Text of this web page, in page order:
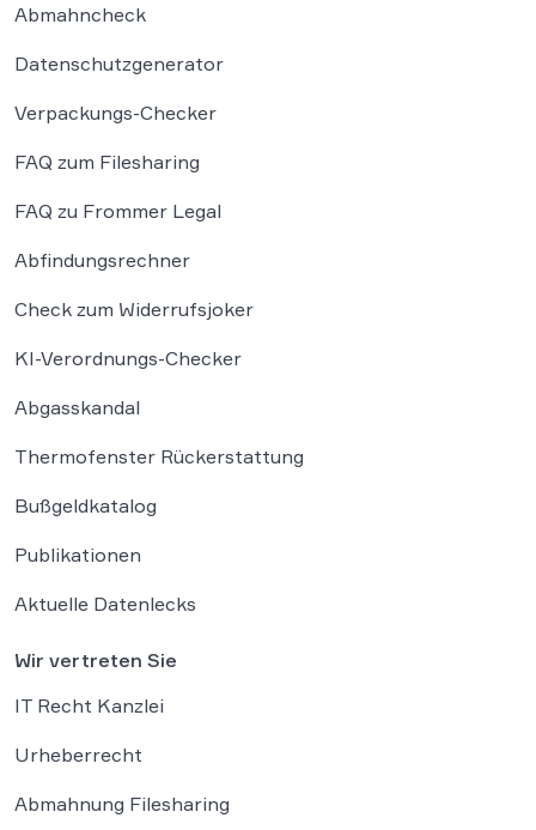
Abmahncheck
Datenschutzgenerator
Verpackungs-Checker
FAQ zum Filesharing
FAQ zu Frommer Legal
Abfindungsrechner
Check zum Widerrufsjoker
KI-Verordnungs-Checker
Abgasskandal
Thermofenster Rückerstattung
Bußgeldkatalog
Publikationen
Aktuelle Datenlecks
Wir vertreten Sie
IT Recht Kanzlei
Urheberrecht
Abmahnung Filesharing